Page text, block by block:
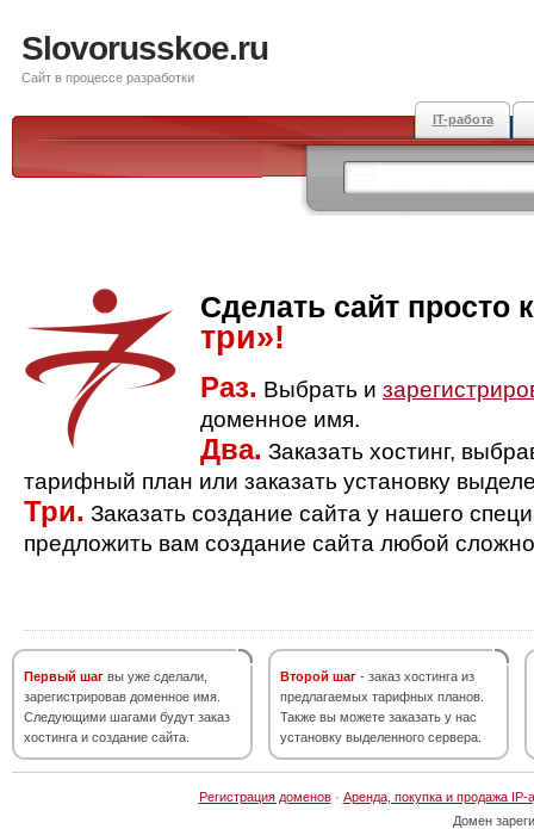
Slovorusskoe.ru
Сайт в процессе разработки
IT-работа
Сделать сайт просто
три»!
Раз. Выбрать и
доменное имя.
Два. Заказать хостинг,
тарифный план или заказать установку
Три. Заказать создание сайта у нашего
предложить вам создание сайта любой
Первый шаг вы уже сделали,
зарегистрировав доменное имя.
Следующими шагами будут заказ
хостинга и создание сайта.
Второй шаг - заказ хостинга из
предлагаемых тарифных планов.
Также вы можете заказать у нас
установку выделенного сервера.
Регистрация доменов· Аренда, покупка и продажа IP-
Домен